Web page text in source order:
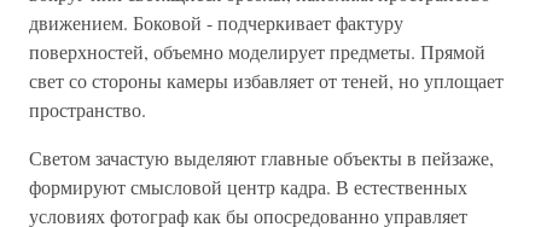
движением. Боковой - подчеркивает фактуру
поверхностей, объемно моделирует предметы. Прямой
свет со стороны камеры избавляет от теней, но уплощает
пространство.
Светом зачастую выделяют главные объекты в пейзаже,
формируют смысловой центр кадра. В естественных
условиях фотограф как бы опосредованно управляет